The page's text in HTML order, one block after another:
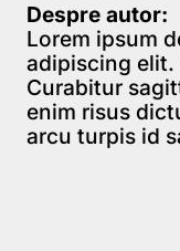
Despre autor:
Lorem ipsum
adipiscing elit.
Curabitur
enim risus
arcu turpis id